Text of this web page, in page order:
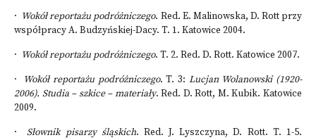
· Wokół reportażu podróżniczego. Red. E. Malinowska, D. Rott przy
współpracy A. Budzyńskiej-Dacy. T. 1. Katowice 2004.
· Wokół reportażu podróżniczego. T. 2. Red. D. Rott. Katowice 2007.
· Wokół reportażu podróżniczego. T. 3: Lucjan Wolanowski (1920-
2006). Studia – szkice – materiały. Red. D. Rott, M. Kubik. Katowice
2009.
·Słownik pisarzy śląskich. Red. J. Lyszczyna, D. Rott. T. 1-5.